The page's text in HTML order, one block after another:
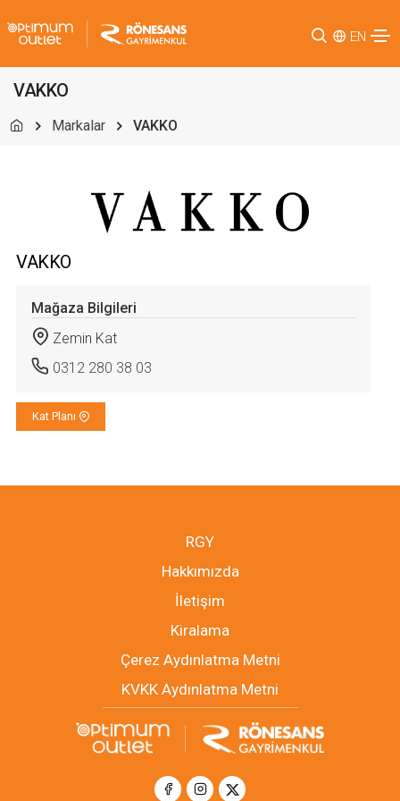
EN
VAKKO
Markalar VAKKO
VAKKO
Mağaza Bilgileri
Zemin Kat
0312 280 38 03
Kat Planı
RGY
Hakkımızda
İletişim
Kiralama
Çerez Aydınlatma Metni
KVKK Aydınlatma Metni